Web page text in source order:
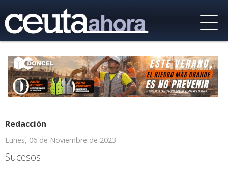
Redacción
Lunes, 06 de Noviembre de 2023
Sucesos